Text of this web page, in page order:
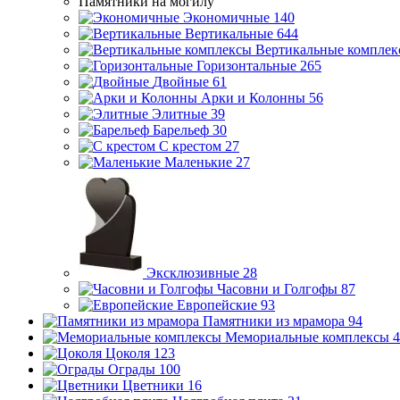
Экономичные 140
Вертикальные 644
Вертикальные
Горизонтальные 265
Двойные 61
Арки и Колонны 56
Элитные 39
Барельеф 30
С крестом 27
Маленькие 27
Эксклюзивные 28
Часовни и Голгофы 87
Европейские 93
Памятники из мрамора 94
Мемориальные комплексы
Цоколя 123
Ограды 100
Цветники 16